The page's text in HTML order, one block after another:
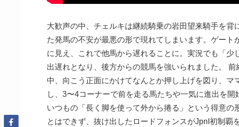
大歓声の中、チェルキは継続騎乗の岩田望来騎手を
た発馬の不安が最悪の形で現れてしまいます。ゲー
に見え、これで他馬から遅れることに。実況でも「
出遅れとなり、後方からの競馬を強いられました。
中、向こう正面にかけてなんとか押し上げを図り、
し、3〜4コーナーで前を走る馬たちや一気に進出を
いつもの「長く脚を使って外から捲る」という得意
とはできず、抜け出したロードフォンスがJpnI初制覇